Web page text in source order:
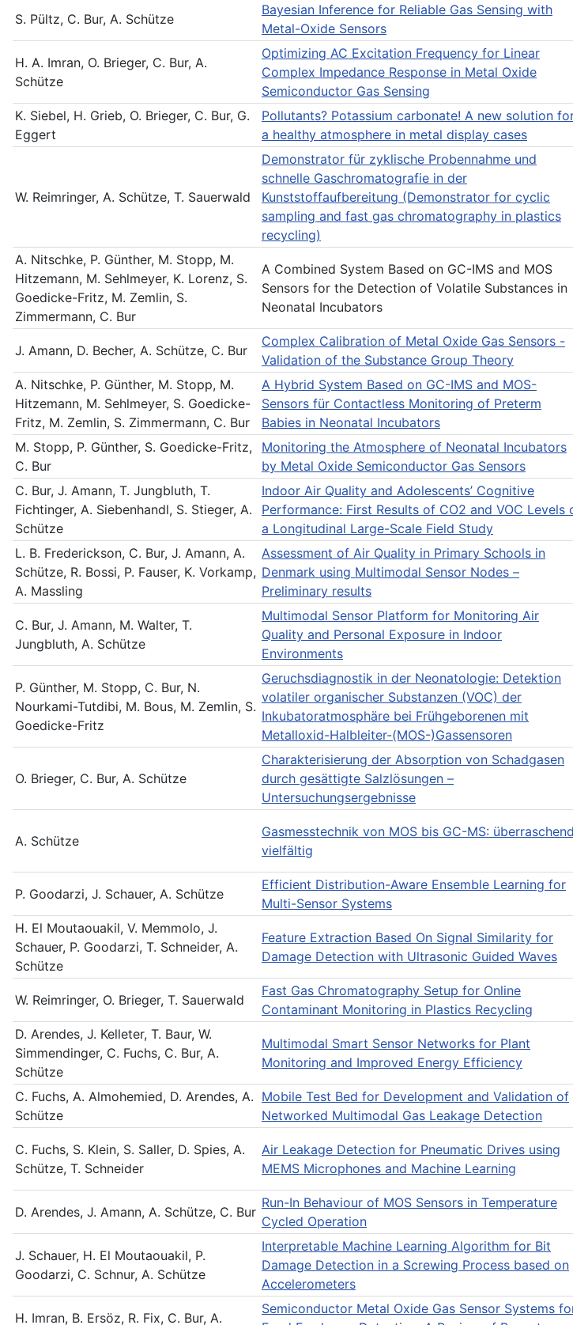
S. Pültz, C. Bur, A. Schütze
Bayesian Inference for Reliable Gas Sensing with
Metal-Oxide Sensors
H. A. Imran, O. Brieger, C. Bur, A.
Schütze
Optimizing AC Excitation Frequency for Linear
Complex Impedance Response in Metal Oxide
Semiconductor Gas Sensing
K. Siebel, H. Grieb, O. Brieger, C. Bur, G.
Eggert
Pollutants? Potassium carbonate! A new solution
a healthy atmosphere in metal display cases
W. Reimringer, A. Schütze, T. Sauerwald
Demonstrator für zyklische Probennahme und
schnelle Gaschromatografie in der
Kunststoffaufbereitung (Demonstrator for cyclic
sampling and fast gas chromatography in plastics
recycling)
A. Nitschke, P. Günther, M. Stopp, M.
Hitzemann, M. Sehlmeyer, K. Lorenz, S.
Goedicke-Fritz, M. Zemlin, S.
Zimmermann, C. Bur
A Combined System Based on GC-IMS and MOS
Sensors for the Detection of Volatile Substances in
Neonatal Incubators
J. Amann, D. Becher, A. Schütze, C. Bur
Complex Calibration of Metal Oxide Gas Sensors -
Validation of the Substance Group Theory
A. Nitschke, P. Günther, M. Stopp, M.
Hitzemann, M. Sehlmeyer, S. Goedicke-
Fritz, M. Zemlin, S. Zimmermann, C. Bur
A Hybrid System Based on GC-IMS and MOS-
Sensors für Contactless Monitoring of Preterm
Babies in Neonatal Incubators
M. Stopp, P. Günther, S. Goedicke-Fritz,
C. Bur
Monitoring the Atmosphere of Neonatal Incubators
by Metal Oxide Semiconductor Gas Sensors
C. Bur, J. Amann, T. Jungbluth, T.
Fichtinger, A. Siebenhandl, S. Stieger, A.
Schütze
Indoor Air Quality and Adolescents’ Cognitive
Performance: First Results of CO2 and VOC Levels
a Longitudinal Large-Scale Field Study
L. B. Frederickson, C. Bur, J. Amann, A.
Schütze, R. Bossi, P. Fauser, K. Vorkamp,
A. Massling
Assessment of Air Quality in Primary Schools in
Denmark using Multimodal Sensor Nodes –
Preliminary results
C. Bur, J. Amann, M. Walter, T.
Jungbluth, A. Schütze
Multimodal Sensor Platform for Monitoring Air
Quality and Personal Exposure in Indoor
Environments
P. Günther, M. Stopp, C. Bur, N.
Nourkami-Tutdibi, M. Bous, M. Zemlin, S.
Goedicke-Fritz
Geruchsdiagnostik in der Neonatologie: Detektion
volatiler organischer Substanzen (VOC) der
Inkubatoratmosphäre bei Frühgeborenen mit
Metalloxid-Halbleiter-(MOS-)Gassensoren
O. Brieger, C. Bur, A. Schütze
Charakterisierung der Absorption von Schadgasen
durch gesättigte Salzlösungen –
Untersuchungsergebnisse
A. Schütze
Gasmesstechnik von MOS bis GC-MS: überraschend
vielfältig
P. Goodarzi, J. Schauer, A. Schütze
Efficient Distribution-Aware Ensemble Learning for
Multi-Sensor Systems
H. El Moutaouakil, V. Memmolo, J.
Schauer, P. Goodarzi, T. Schneider, A.
Schütze
Feature Extraction Based On Signal Similarity for
Damage Detection with Ultrasonic Guided Waves
W. Reimringer, O. Brieger, T. Sauerwald
Fast Gas Chromatography Setup for Online
Contaminant Monitoring in Plastics Recycling
D. Arendes, J. Kelleter, T. Baur, W.
Simmendinger, C. Fuchs, C. Bur, A.
Schütze
Multimodal Smart Sensor Networks for Plant
Monitoring and Improved Energy Efficiency
C. Fuchs, A. Almohemied, D. Arendes, A.
Schütze
Mobile Test Bed for Development and Validation of
Networked Multimodal Gas Leakage Detection
C. Fuchs, S. Klein, S. Saller, D. Spies, A.
Schütze, T. Schneider
Air Leakage Detection for Pneumatic Drives using
MEMS Microphones and Machine Learning
D. Arendes, J. Amann, A. Schütze, C. Bur
Run-In Behaviour of MOS Sensors in Temperature
Cycled Operation
J. Schauer, H. El Moutaouakil, P.
Goodarzi, C. Schnur, A. Schütze
Interpretable Machine Learning Algorithm for Bit
Damage Detection in a Screwing Process based on
Accelerometers
H. Imran, B. Ersöz, R. Fix, C. Bur, A.
Semiconductor Metal Oxide Gas Sensor Systems